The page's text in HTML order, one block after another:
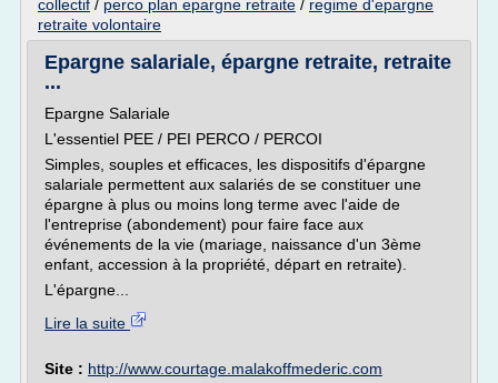
collectif / perco plan epargne retraite / regime d'epargne
retraite volontaire
Epargne salariale, épargne retraite, retraite
...
Epargne Salariale
L'essentiel PEE / PEI PERCO / PERCOI
Simples, souples et efficaces, les dispositifs d'épargne
salariale permettent aux salariés de se constituer une
épargne à plus ou moins long terme avec l'aide de
l'entreprise (abondement) pour faire face aux
événements de la vie (mariage, naissance d'un 3ème
enfant, accession à la propriété, départ en retraite).
L'épargne...
Lire la suite
Site : http://www.courtage.malakoffmederic.com